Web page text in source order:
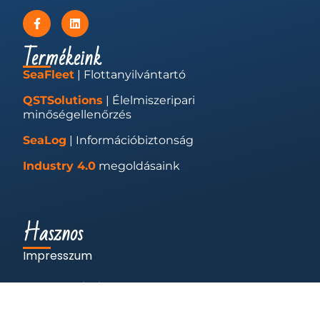
Termékeink
SeaFleet | Flottanyilvántartó
QSTSolutions | Élelmiszeripari
minőségellenőrzés
SeaLog | Információbiztonság
Industry 4.0 megoldásaink
Hasznos
Impresszum
Adatkezelés és cookie-k